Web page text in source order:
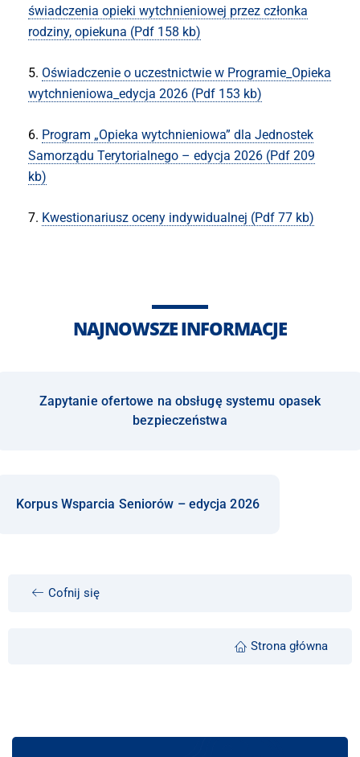
świadczenia opieki wytchnieniowej przez członka
rodziny, opiekuna (Pdf 158 kb)
5. Oświadczenie o uczestnictwie w Programie_Opieka
wytchnieniowa_edycja 2026 (Pdf 153 kb)
6. Program „Opieka wytchnieniowa” dla Jednostek
Samorządu Terytorialnego – edycja 2026 (Pdf 209
kb)
7. Kwestionariusz oceny indywidualnej (Pdf 77 kb)
NAJNOWSZE INFORMACJE
Zapytanie ofertowe na obsługę systemu opasek
bezpieczeństwa
Korpus Wsparcia Seniorów – edycja 2026
Cofnij się
Strona główna